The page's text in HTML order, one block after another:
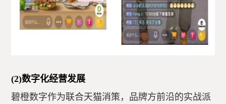
(2)数字化经营发展
碧橙数字作为联合天猫消策，品牌方前沿的实战派